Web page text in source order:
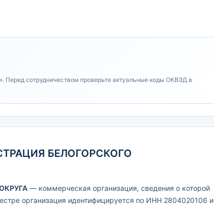
Перед сотрудничеством проверьте актуальные коды ОКВЭД в
БЕЛОГОРСКОГО
— коммерческая организация, сведения о которой
организация идентифицируется по ИНН 2804020106 и